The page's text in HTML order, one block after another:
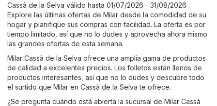
Cassà de la Selva válido hasta 01/07/2026 - 31/08/2026 .
Explore las últimas ofertas de Milar desde la comodidad de su
hogar y planifique sus compras con facilidad. La oferta es por
tiempo limitado, así que no lo dudes y aprovecha ahora mismo
las grandes ofertas de esta semana.
Milar Cassà de la Selva ofrece una amplia gama de productos
de calidad a excelentes precios. Los folletos están llenos de
productos interesantes, así que no lo dudes y descubre todo
el surtido que Milar en Cassà de la Selva te ofrece.
¿Se pregunta cuándo está abierta la sucursal de Milar Cassà